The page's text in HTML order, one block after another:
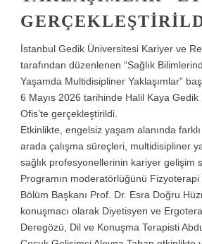
İstanbul Gedik Üniversitesi Kariyer ve
tarafından düzenlenen “Sağlık
Yaşamda Multidisipliner Yaklaşımlar”
6 Mayıs 2026 tarihinde Halil Kaya
Ofis’te gerçekleştirildi.
Etkinlikte, engelsiz yaşam alanında
arada çalışma süreçleri, multidisipliner
sağlık profesyonellerinin kariyer gelişim
Programın moderatörlüğünü
Bölüm Başkanı Prof. Dr. Esra Doğru
konuşmacı olarak Diyetisyen ve
Deregözü, Dil ve Konuşma Terapisti